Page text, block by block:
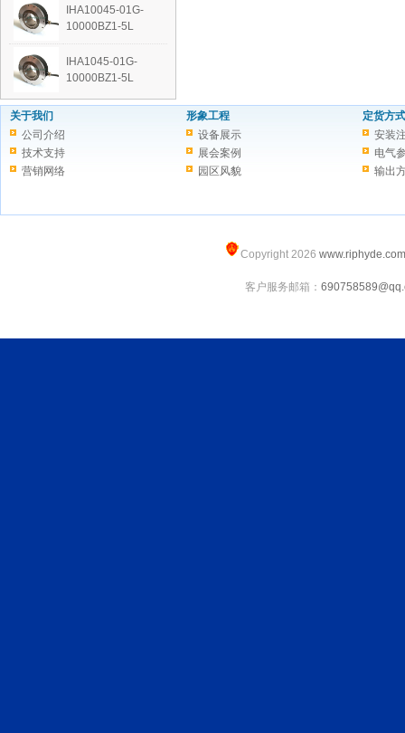
IHA10045-01G-
10000BZ1-5L
IHA1045-01G-
10000BZ1-5L
关于我们
公司介绍
技术支持
营销网络
形象工程
设备展示
展会案例
园区风貌
定货方式
安装
电气
输出
Copyright 2026 www.riphyde.com
客户服务邮箱：